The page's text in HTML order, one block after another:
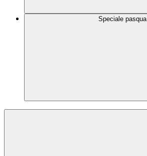
Speciale pasqua